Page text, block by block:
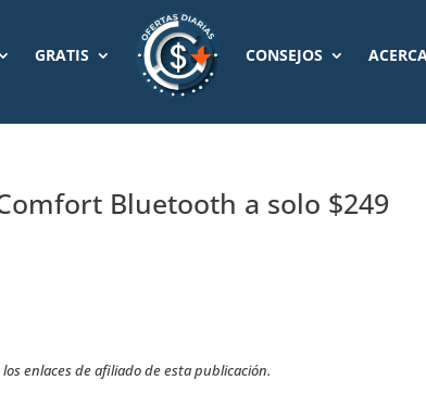
GRATIS CONSEJOS
Bluetooth a solo $249
enlaces de afiliado de esta publicación.